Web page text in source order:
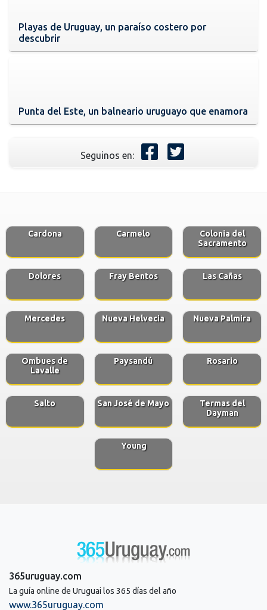
Playas de Uruguay, un paraíso costero por
descubrir
Punta del Este, un balneario uruguayo que enamora
Seguinos en:
Cardona Carmelo
Colonia del
Sacramento
Dolores Fray Bentos Las Cañas
Mercedes Nueva Helvecia Nueva Palmira
Ombues de
Lavalle
Paysandú Rosario
Salto San José de Mayo
Termas del
Dayman
Young
365uruguay.com
La guía online de Uruguai los 365 días del año
www.365uruguay.com